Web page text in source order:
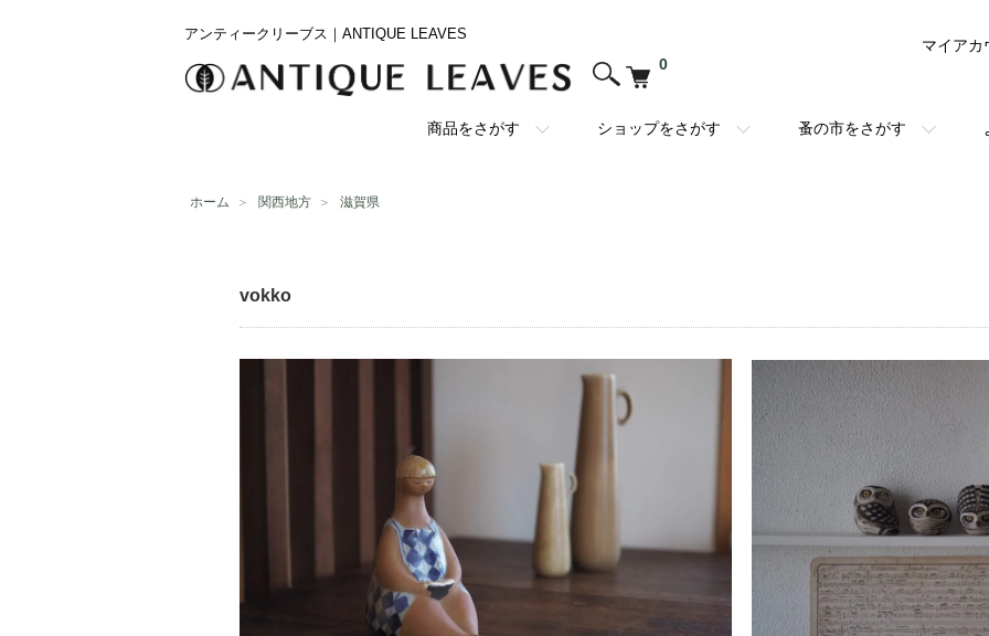
アンティークリーブス｜ANTIQUE LEAVES
0
商品をさがす ショップをさがす 蚤の市をさがす
マイアカ
ホーム ＞ 関西地方 ＞ 滋賀県
vokko